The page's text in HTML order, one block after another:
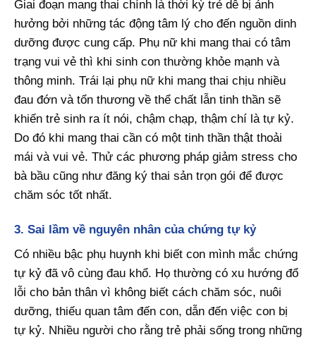
Giai đoạn mang thai chính là thời kỳ trẻ dễ bị ảnh
hưởng bởi những tác động tâm lý cho đến nguồn dinh
dưỡng được cung cấp. Phụ nữ khi mang thai có tâm
trạng vui vẻ thì khi sinh con thường khỏe mạnh và
thông minh. Trái lại phụ nữ khi mang thai chịu nhiều
đau đớn và tổn thương về thể chất lẫn tinh thần sẽ
khiến trẻ sinh ra ít nói, chậm chạp, thậm chí là tự kỷ.
Do đó khi mang thai cần có một tinh thần thật thoải
mái và vui vẻ. Thử các phương pháp giảm stress cho
bà bầu cũng như đăng ký thai sản trọn gói để được
chăm sóc tốt nhất.
3. Sai lầm về nguyên nhân của chứng tự kỷ
Có nhiều bậc phụ huynh khi biết con mình mắc chứng
tự kỷ đã vô cùng đau khổ. Họ thường có xu hướng đổ
lỗi cho bản thân vì không biết cách chăm sóc, nuôi
dưỡng, thiếu quan tâm đến con, dẫn đến việc con bị
tự kỷ. Nhiều người cho rằng trẻ phải sống trong những